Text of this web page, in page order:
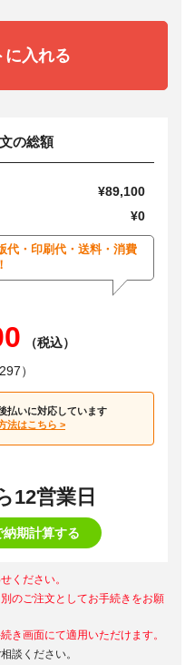
に入れる
の総額
¥89,100
¥0
代・印刷代・送料・消費
（税込）
）
払いに対応しています
法はこちら >
12営業日
期計算する
ください。
のご注文としてお手続きをお願
き画面にて適用いただけます。
談ください。